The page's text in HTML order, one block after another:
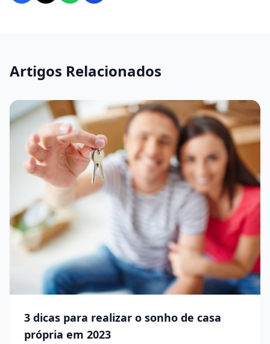
Artigos Relacionados
3 dicas para realizar o sonho de casa
própria em 2023